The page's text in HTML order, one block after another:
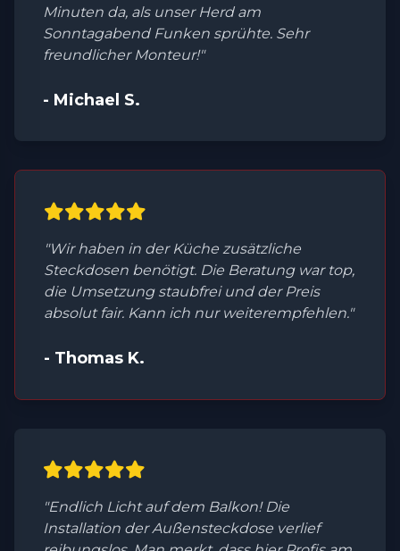
Minuten da, als unser Herd am
Sonntagabend Funken sprühte. Sehr
freundlicher Monteur!"
- Michael S.
"Wir haben in der Küche zusätzliche
Steckdosen benötigt. Die Beratung war top,
die Umsetzung staubfrei und der Preis
absolut fair. Kann ich nur weiterempfehlen."
- Thomas K.
"Endlich Licht auf dem Balkon! Die
Installation der Außensteckdose verlief